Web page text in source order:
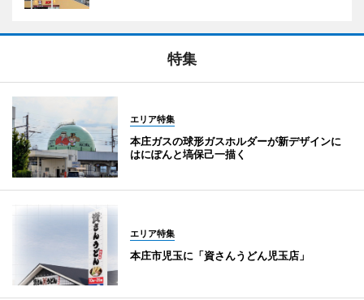
特集
エリア特集
本庄ガスの球形ガスホルダーが新デザインに
はにぽんと塙保己一描く
エリア特集
本庄市児玉に「資さんうどん児玉店」